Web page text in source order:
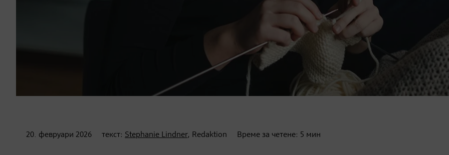
20. февруари 2026 текст: Stephanie Lindner, Redaktion Време за четене: 5 мин